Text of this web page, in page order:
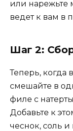
или нарежьте
ведет к вам в
Шаг 2:
Теперь, когда
смешайте в
филе с
Добавьте к
чеснок, соль